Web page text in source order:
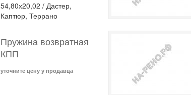
54,80х20,02 / Дастер,
Каптюр, Террано
Пружина возвратная
КПП
уточните цену у продавца